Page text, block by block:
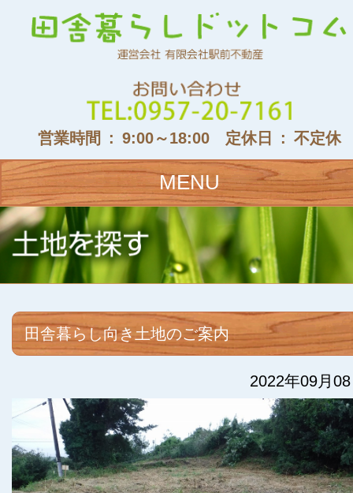
営業時間 : 9:00～18:00 定休日 : 不定休
MENU
田舎暮らし向き土地のご案内
2022年09月